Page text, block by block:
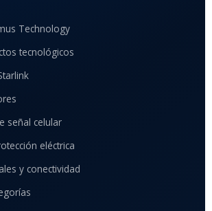
Technology
tecnológicos
señal celular
eléctrica
y conectividad